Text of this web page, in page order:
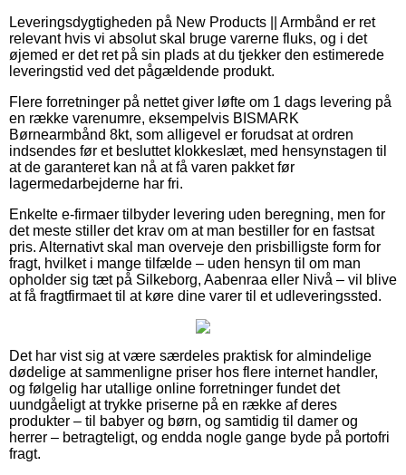
Leveringsdygtigheden på New Products || Armbånd er ret
relevant hvis vi absolut skal bruge varerne fluks, og i det
øjemed er det ret på sin plads at du tjekker den estimerede
leveringstid ved det pågældende produkt.
Flere forretninger på nettet giver løfte om 1 dags levering på
en række varenumre, eksempelvis BISMARK
Børnearmbånd 8kt, som alligevel er forudsat at ordren
indsendes før et besluttet klokkeslæt, med hensynstagen til
at de garanteret kan nå at få varen pakket før
lagermedarbejderne har fri.
Enkelte e-firmaer tilbyder levering uden beregning, men for
det meste stiller det krav om at man bestiller for en fastsat
pris. Alternativt skal man overveje den prisbilligste form for
fragt, hvilket i mange tilfælde – uden hensyn til om man
opholder sig tæt på Silkeborg, Aabenraa eller Nivå – vil blive
at få fragtfirmaet til at køre dine varer til et udleveringssted.
Det har vist sig at være særdeles praktisk for almindelige
dødelige at sammenligne priser hos flere internet handler,
og følgelig har utallige online forretninger fundet det
uundgåeligt at trykke priserne på en række af deres
produkter – til babyer og børn, og samtidig til damer og
herrer – betragteligt, og endda nogle gange byde på portofri
fragt.